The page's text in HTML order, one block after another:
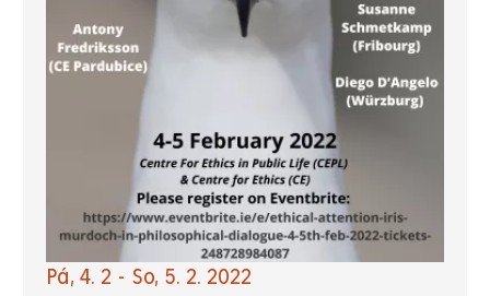
Pá, 4. 2 - So, 5. 2. 2022